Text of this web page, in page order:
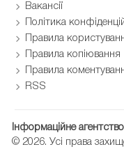
Вакансії
Політика
Правила
Правила копіювання
Правила
RSS
Інформаційне
© 2026. Усі права